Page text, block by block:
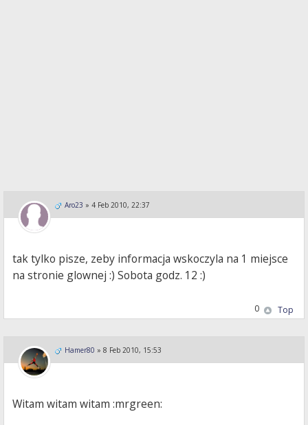
Aro23 » 4 Feb 2010, 22:37
tak tylko pisze, zeby informacja wskoczyla na 1 miejsce
na stronie glownej :) Sobota godz. 12 :)
Top
0
Hamer80 » 8 Feb 2010, 15:53
Witam witam witam :mrgreen: